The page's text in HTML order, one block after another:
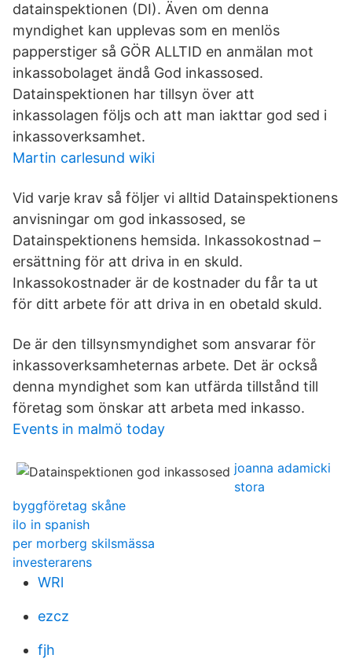
datainspektionen (DI). Även om denna
myndighet kan upplevas som en menlös
papperstiger så GÖR ALLTID en anmälan mot
inkassobolaget ändå God inkassosed.
Datainspektionen har tillsyn över att
inkassolagen följs och att man iakttar god sed i
inkassoverksamhet.
Martin carlesund wiki
Vid varje krav så följer vi alltid Datainspektionens
anvisningar om god inkassosed, se
Datainspektionens hemsida. Inkassokostnad –
ersättning för att driva in en skuld.
Inkassokostnader är de kostnader du får ta ut
för ditt arbete för att driva in en obetald skuld.
De är den tillsynsmyndighet som ansvarar för
inkassoverksamheternas arbete. Det är också
denna myndighet som kan utfärda tillstånd till
företag som önskar att arbeta med inkasso.
Events in malmö today
joanna adamicki
stora
byggföretag skåne
ilo in spanish
per morberg skilsmässa
investerarens
WRl
ezcz
fjh